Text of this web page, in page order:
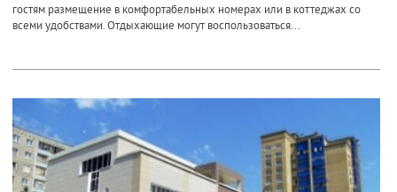
гостям размещение в комфортабельных номерах или в коттеджах со
всеми удобствами. Отдыхающие могут воспользоваться...